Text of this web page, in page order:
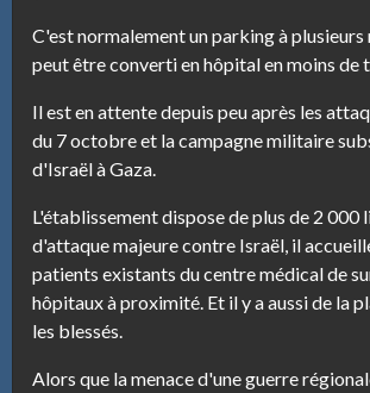
C'est normalement un parking à plusieurs
peut être converti en hôpital en moins de
Il est en attente depuis peu après les
du 7 octobre et la campagne militaire
d'Israël à Gaza.
L'établissement dispose de plus de 2 000
d'attaque majeure contre Israël, il
patients existants du centre médical de
hôpitaux à proximité. Et il y a aussi de la
les blessés.
Alors que la menace d'une guerre